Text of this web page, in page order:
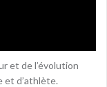
et de l’évolution
et d’athlète.